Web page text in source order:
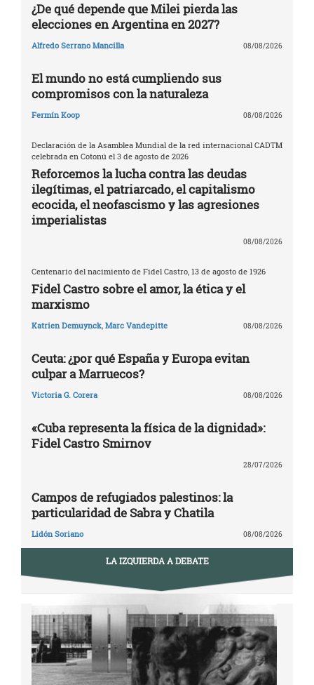
¿De qué depende que Milei pierda las
elecciones en Argentina en 2027?
Alfredo Serrano Mancilla 08/08/2026
El mundo no está cumpliendo sus
compromisos con la naturaleza
Fermín Koop 08/08/2026
Declaración de la Asamblea Mundial de la red internacional CADTM
celebrada en Cotonú el 3 de agosto de 2026
Reforcemos la lucha contra las deudas
ilegítimas, el patriarcado, el capitalismo
ecocida, el neofascismo y las agresiones
imperialistas
08/08/2026
Centenario del nacimiento de Fidel Castro, 13 de agosto de 1926
Fidel Castro sobre el amor, la ética y el
marxismo
Katrien Demuynck, Marc Vandepitte 08/08/2026
Ceuta: ¿por qué España y Europa evitan
culpar a Marruecos?
Victoria G. Corera 08/08/2026
«Cuba representa la física de la dignidad»:
Fidel Castro Smirnov
28/07/2026
Campos de refugiados palestinos: la
particularidad de Sabra y Chatila
Lidón Soriano 08/08/2026
LA IZQUIERDA A DEBATE